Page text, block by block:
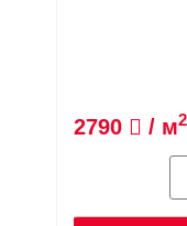
2790 / м2